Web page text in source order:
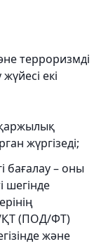
терроризмді
екі
қаржылық
жүргізеді;
бағалау – оны
шегінде
ҚТ (ПОД/ФТ)
және